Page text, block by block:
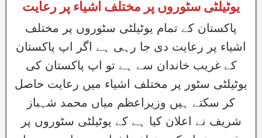
یوٹیلٹی سٹوروں پر مختلف اشیاء پر رعایت
پاکستان کے تمام یوٹیلٹی سٹوروں پر مختلف
اشیاء پر رعایت دی جا رہی ہے اگر اپ پاکستان
کے غریب خاندان سے ہے تو اپ پاکستان کی
یوٹیلٹی سٹور پر مختلف اشیاء میں رعایت حاصل
کر سکتے ہیں وزیراعظم میاں محمد شہباز
شریف نے اعلان کیا ہے کے یوٹیلٹی سٹوروں پر